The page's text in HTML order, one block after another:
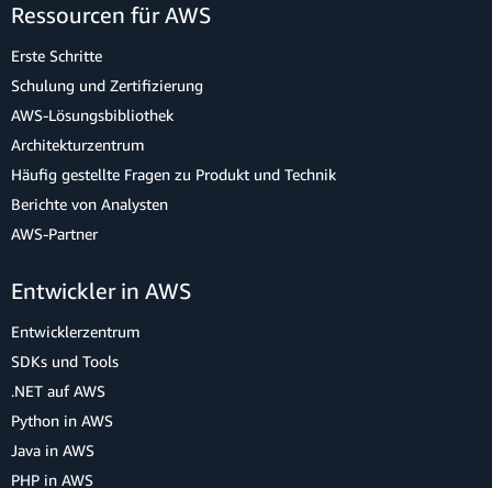
Ressourcen für AWS
Erste Schritte
Schulung und Zertifizierung
AWS-Lösungsbibliothek
Architekturzentrum
Häufig gestellte Fragen zu Produkt und Technik
Berichte von Analysten
AWS-Partner
Entwickler in AWS
Entwicklerzentrum
SDKs und Tools
.NET auf AWS
Python in AWS
Java in AWS
PHP in AWS